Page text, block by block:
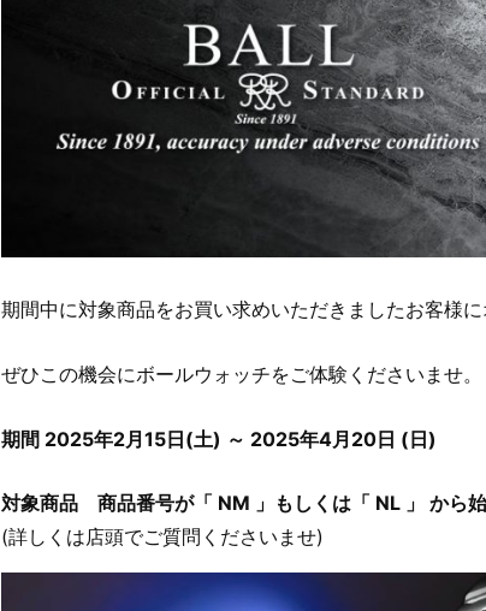
期間中に対象商品をお買い求めいただきましたお客様
ぜひこの機会にボールウォッチをご体験くださいませ。
期間 2025年2月15日(土) ～ 2025年4月20日 (日)
対象商品 商品番号が「 NM 」もしくは「 NL 」 から
(詳しくは店頭でご質問くださいませ)